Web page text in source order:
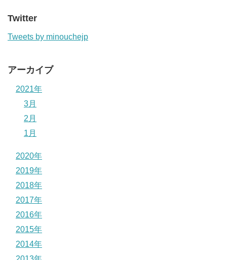
Twitter
Tweets by minouchejp
アーカイブ
2021年
3月
2月
1月
2020年
2019年
2018年
2017年
2016年
2015年
2014年